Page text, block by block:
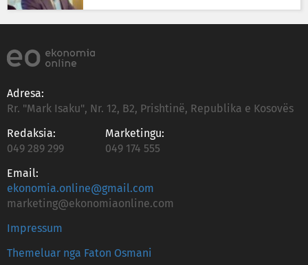
Adresa:
Rr. "Mark Isaku", Nr. 12, B2, Prishtinë, Republika e Kosovës
Redaksia:
049 289 299
Marketingu:
049 174 555
Email:
ekonomia.online@gmail.com
marketing@ekonomiaonline.com
Impressum
Themeluar nga Faton Osmani